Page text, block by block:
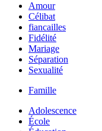
Amour
Célibat
fiancailles
Fidélité
Mariage
Séparation
Sexualité
Famille
Adolescence
École